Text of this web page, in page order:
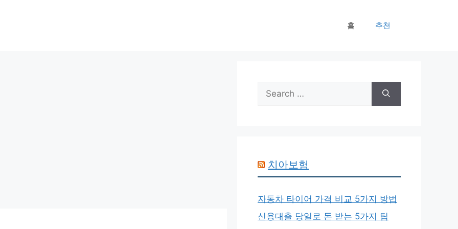
홈 추천
Search
for:
치아보험
자동차 타이어 가격 비교 5가지 방법
신용대출 당일로 돈 받는 5가지 팁